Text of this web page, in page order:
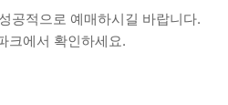
공적으로 예매하시길 바랍니다.
크에서 확인하세요.